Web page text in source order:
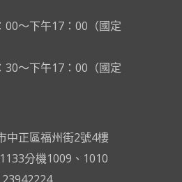
00～下午17：00（國定
30～下午17：00（國定
中正區福州街2號4樓
分機1009、1010